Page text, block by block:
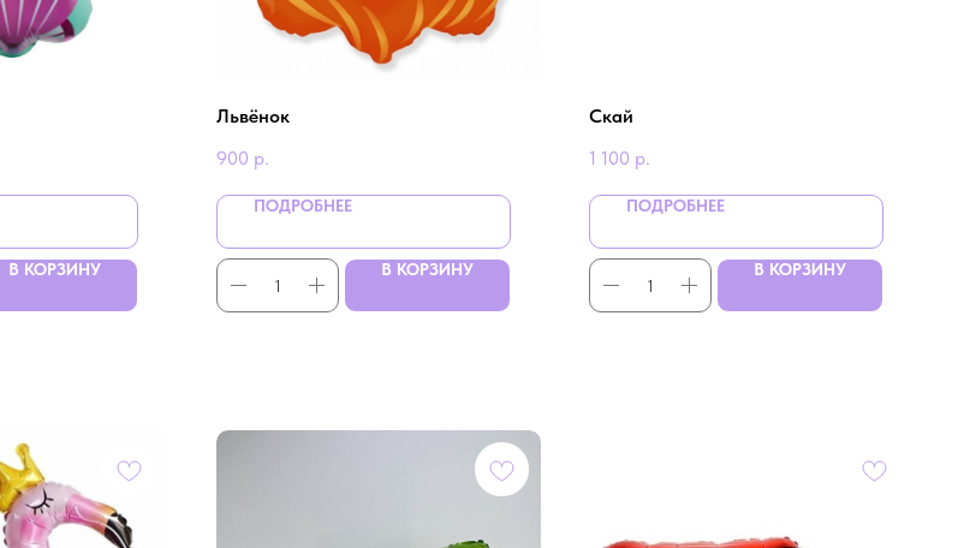
В КОРЗИНУ
Львёнок
900 р.
ПОДРОБНЕЕ
В КОРЗИНУ
Скай
1 100 р.
ПОДРОБНЕЕ
В КОРЗИНУ